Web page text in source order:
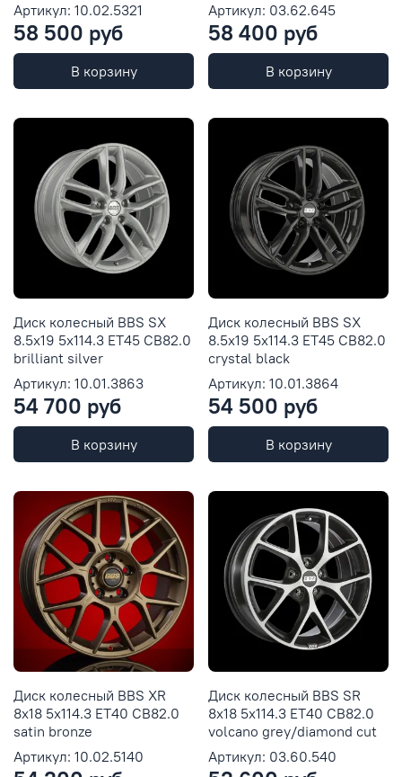
Артикул: 10.02.5321
58 500 руб
В корзину
Артикул: 03.62.645
58 400 руб
В корзину
Диск колесный BBS SX
8.5x19 5x114.3 ET45 CB82.0
brilliant silver
Артикул: 10.01.3863
54 700 руб
В корзину
Диск колесный BBS SX
8.5x19 5x114.3 ET45 CB82.0
crystal black
Артикул: 10.01.3864
54 500 руб
В корзину
Диск колесный BBS XR
8x18 5x114.3 ET40 CB82.0
satin bronze
Артикул: 10.02.5140
Диск колесный BBS SR
8x18 5x114.3 ET40 CB82.0
volcano grey/diamond cut
Артикул: 03.60.540